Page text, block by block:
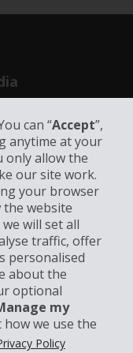
can “Accept”,
anytime at your
only allow the
our site work.
your browser
website
we will set all
traffic, offer
personalised
about the
optional
my
we use the
Policy